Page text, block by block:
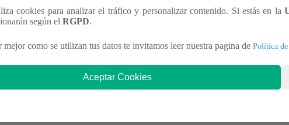
, destacaron. Además, resaltaron su estilo.“Increíble la
“Es más melódico al escoger una canción más
cookies para analizar el tráfico y personalizar contenido. Si estás en la
según el RGPD.
mejor como se utilizan tus datos te invitamos leer nuestra pagina de Política
Aceptar Cookies